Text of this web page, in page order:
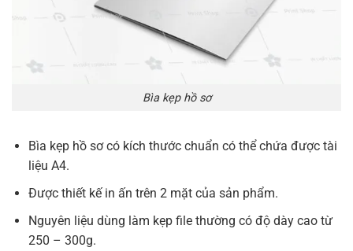
Bìa kẹp hồ sơ
Bìa kẹp hồ sơ có kích thước chuẩn có thể chứa được tài
liệu A4.
Được thiết kế in ấn trên 2 mặt của sản phẩm.
Nguyên liệu dùng làm kẹp file thường có độ dày cao từ
250 – 300g.